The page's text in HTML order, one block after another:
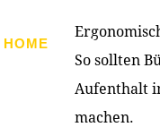
HOME PRODUKTE
So sollten
Aufenthalt
machen.